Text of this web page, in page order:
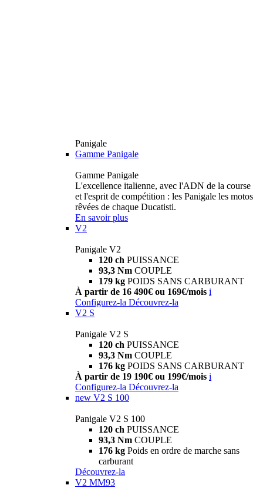
Panigale
Gamme Panigale
Gamme Panigale
L'excellence italienne, avec l'ADN de la course
et l'esprit de compétition : les Panigale les motos
rêvées de chaque Ducatisti.
En savoir plus
V2
Panigale V2
120 ch PUISSANCE
93,3 Nm COUPLE
179 kg POIDS SANS CARBURANT
À partir de 16 490€ ou 169€/mois i
Configurez-la Découvrez-la
V2 S
Panigale V2 S
120 ch PUISSANCE
93,3 Nm COUPLE
176 kg POIDS SANS CARBURANT
À partir de 19 190€ ou 199€/mois i
Configurez-la Découvrez-la
new V2 S 100
Panigale V2 S 100
120 ch PUISSANCE
93,3 Nm COUPLE
176 kg Poids en ordre de marche sans
carburant
Découvrez-la
V2 MM93